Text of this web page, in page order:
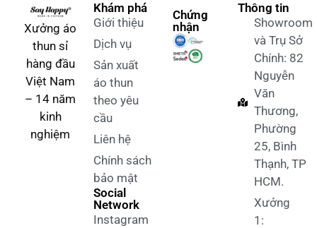
Xưởng áo
thun sỉ
hàng đầu
Việt Nam
– 14 năm
kinh
nghiệm
Khám phá
Giới thiệu
Dịch vụ
Sản xuất
áo thun
theo yêu
cầu
Liên hệ
Chính sách
bảo mật
Social
Network
Instagram
Chứng
nhận
Thông tin
Showroom
và Trụ Sở
Chính: 82
Nguyễn
Văn
Thương,
Phường
25, Bình
Thạnh, TP
HCM.
Xưởng
1: